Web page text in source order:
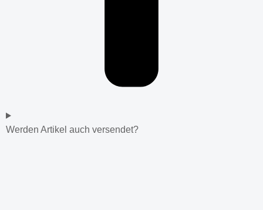
Werden Artikel auch versendet?